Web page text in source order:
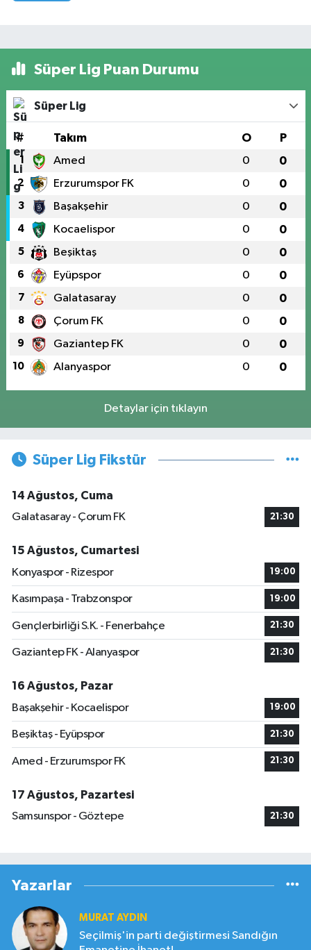
Süper Lig Puan Durumu
Süper Lig
# Takım O P
1 Amed 0 0
2 Erzurumspor FK 0 0
3 Başakşehir 0 0
4 Kocaelispor 0 0
5 Beşiktaş 0 0
6 Eyüpspor 0 0
7 Galatasaray 0 0
8 Çorum FK 0 0
9 Gaziantep FK 0 0
10 Alanyaspor 0 0
Detaylar için tıklayın
Süper Lig Fikstür
14 Ağustos, Cuma
Galatasaray - Çorum FK
21:30
15 Ağustos, Cumartesi
Konyaspor - Rizespor
19:00
Kasımpaşa - Trabzonspor 19:00
Gençlerbirliği S.K. - Fenerbahçe 21:30
Gaziantep FK - Alanyaspor 21:30
16 Ağustos, Pazar
Başakşehir - Kocaelispor
19:00
Beşiktaş - Eyüpspor 21:30
Amed - Erzurumspor FK 21:30
17 Ağustos, Pazartesi
Samsunspor - Göztepe
21:30
Yazarlar
MURAT AYDIN
Seçilmiş'in parti değiştirmesi Sandığın